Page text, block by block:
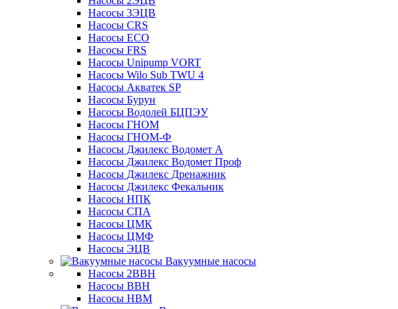
Насосы 3ЭЦВ
Насосы CRS
Насосы ECO
Насосы FRS
Насосы Unipump VORT
Насосы Wilo Sub TWU 4
Насосы Акватек SP
Насосы Бурун
Насосы Водолей БЦПЭУ
Насосы ГНОМ
Насосы ГНОМ-Ф
Насосы Джилекс Водомет А
Насосы Джилекс Водомет Проф
Насосы Джилекс Дренажник
Насосы Джилекс Фекальник
Насосы НПК
Насосы СПА
Насосы ЦМК
Насосы ЦМФ
Насосы ЭЦВ
Вакуумные насосы
Насосы 2ВВН
Насосы ВВН
Насосы НВМ